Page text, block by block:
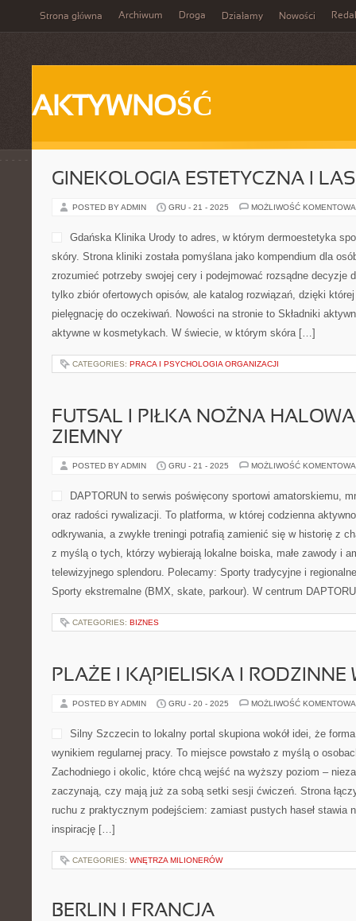
Strona główna Archiwum Droga Działamy Nowości
AKTYWNOŚĆ
GINEKOLOGIA ESTETYCZNA I
POSTED BY ADMIN GRU - 21 - 2025 MOŻLIWOŚĆ
Gdańska Klinika Urody to adres, w którym dermoestetyka
skóry. Strona kliniki została pomyślana jako kompendium dla
zrozumieć potrzeby swojej cery i podejmować rozsądne decyzje
tylko zbiór ofertowych opisów, ale katalog rozwiązań, dzięki której
pielęgnację do oczekiwań. Nowości na stronie to Składniki
aktywne w kosmetykach. W świecie, w którym skóra […]
CATEGORIES: PRACA I PSYCHOLOGIA ORGANIZACJI
FUTSAL I PIŁKA NOŻNA HALOWA
ZIEMNY
POSTED BY ADMIN GRU - 21 - 2025 MOŻLIWOŚĆ
DAPTORUN to serwis poświęcony sportowi amatorskiemu,
oraz radości rywalizacji. To platforma, w której codzienna
odkrywania, a zwykłe treningi potrafią zamienić się w historię z
z myślą o tych, którzy wybierają lokalne boiska, małe zawody i
telewizyjnego splendoru. Polecamy: Sporty tradycyjne i
Sporty ekstremalne (BMX, skate, parkour). W centrum
CATEGORIES: BIZNES
PLAŻE I KĄPIELISKA I RODZINNE
POSTED BY ADMIN GRU - 20 - 2025 MOŻLIWOŚĆ
Silny Szczecin to lokalny portal skupiona wokół idei, że
wynikiem regularnej pracy. To miejsce powstało z myślą o
Zachodniego i okolic, które chcą wejść na wyższy poziom –
zaczynają, czy mają już za sobą setki sesji ćwiczeń. Strona
ruchu z praktycznym podejściem: zamiast pustych haseł stawia
inspirację […]
CATEGORIES: WNĘTRZA MILIONERÓW
BERLIN I FRANCJA